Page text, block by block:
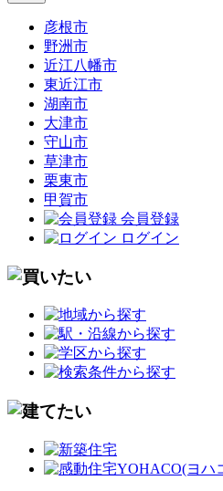
彦根市
野洲市
近江八幡市
東近江市
湖南市
大津市
守山市
草津市
栗東市
甲賀市
会員登録
ログイン